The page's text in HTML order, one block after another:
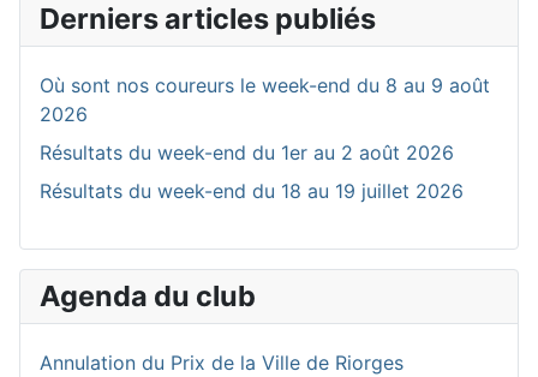
Derniers articles publiés
Où sont nos coureurs le week-end du 8 au 9 août
2026
Résultats du week-end du 1er au 2 août 2026
Résultats du week-end du 18 au 19 juillet 2026
Agenda du club
Annulation du Prix de la Ville de Riorges